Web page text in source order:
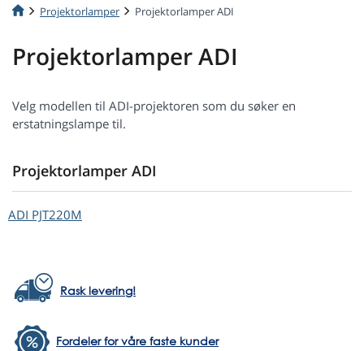
Projektorlamper Projektorlamper ADI
Projektorlamper ADI
Velg modellen til ADI-projektoren som du søker en
erstatningslampe til.
Projektorlamper ADI
ADI PJT220M
Rask levering!
Fordeler for våre faste kunder